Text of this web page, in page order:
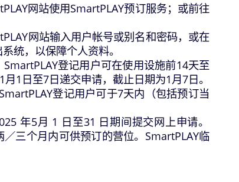
网站使用SmartPLAY预订服务；或前往
网站输入用户帐号或别名和密码，或在
统，以保障个人资料。
登记用户可在使用设施前14天至
1日至7日递交申请，截止日期为1月7日。
登记用户可于7天内（包括预订当
年5月 1 日至31 日期间提交网上申请。
三个月内可供预订的营位。SmartPLAY临